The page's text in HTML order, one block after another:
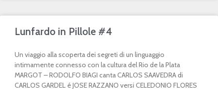
Lunfardo in Pillole #4
Un viaggio alla scoperta dei segreti di un linguaggio
intimamente connesso con la cultura del Rio de la Plata
MARGOT – RODOLFO BIAGI canta CARLOS SAAVEDRA di
CARLOS GARDEL é JOSE RAZZANO versi CELEDONIO FLORES